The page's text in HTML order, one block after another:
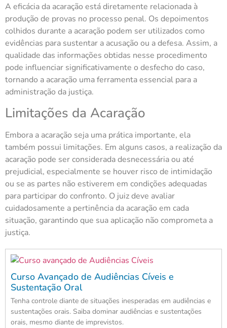
A eficácia da acaração está diretamente relacionada à
produção de provas no processo penal. Os depoimentos
colhidos durante a acaração podem ser utilizados como
evidências para sustentar a acusação ou a defesa. Assim, a
qualidade das informações obtidas nesse procedimento
pode influenciar significativamente o desfecho do caso,
tornando a acaração uma ferramenta essencial para a
administração da justiça.
Limitações da Acaração
Embora a acaração seja uma prática importante, ela
também possui limitações. Em alguns casos, a realização da
acaração pode ser considerada desnecessária ou até
prejudicial, especialmente se houver risco de intimidação
ou se as partes não estiverem em condições adequadas
para participar do confronto. O juiz deve avaliar
cuidadosamente a pertinência da acaração em cada
situação, garantindo que sua aplicação não comprometa a
justiça.
Curso Avançado de Audiências Cíveis e
Sustentação Oral
Tenha controle diante de situações inesperadas em audiências e
sustentações orais. Saiba dominar audiências e sustentações
orais, mesmo diante de imprevistos.